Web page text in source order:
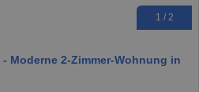
1 / 2
Moderne 2-Zimmer-Wohnung in